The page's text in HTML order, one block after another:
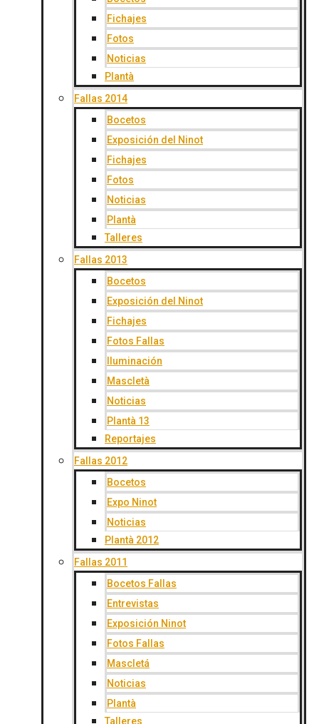
Fichajes
Fotos
Noticias
Plantà
Fallas 2014
Bocetos
Exposición del Ninot
Fichajes
Fotos
Noticias
Plantà
Talleres
Fallas 2013
Bocetos
Exposición del Ninot
Fichajes
Fotos Fallas
Iluminación
Mascletà
Noticias
Plantà 13
Reportajes
Fallas 2012
Bocetos
Expo Ninot
Noticias
Plantà 2012
Fallas 2011
Bocetos Fallas
Entrevistas
Exposición Ninot
Fotos Fallas
Mascletá
Noticias
Plantà
Talleres